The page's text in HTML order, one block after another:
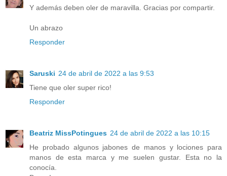
Y además deben oler de maravilla. Gracias por compartir.
Un abrazo
Responder
Saruski 24 de abril de 2022 a las 9:53
Tiene que oler super rico!
Responder
Beatriz MissPotingues 24 de abril de 2022 a las 10:15
He probado algunos jabones de manos y lociones para
manos de esta marca y me suelen gustar. Esta no la
conocía.